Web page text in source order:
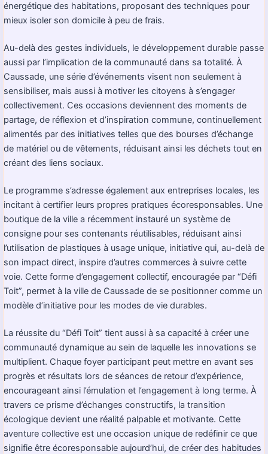
énergétique des habitations, proposant des techniques pour
mieux isoler son domicile à peu de frais.
Au-delà des gestes individuels, le développement durable passe
aussi par l’implication de la communauté dans sa totalité. À
Caussade, une série d’événements visent non seulement à
sensibiliser, mais aussi à motiver les citoyens à s’engager
collectivement. Ces occasions deviennent des moments de
partage, de réflexion et d’inspiration commune, continuellement
alimentés par des initiatives telles que des bourses d’échange
de matériel ou de vêtements, réduisant ainsi les déchets tout en
créant des liens sociaux.
Le programme s’adresse également aux entreprises locales, les
incitant à certifier leurs propres pratiques écoresponsables. Une
boutique de la ville a récemment instauré un système de
consigne pour ses contenants réutilisables, réduisant ainsi
l’utilisation de plastiques à usage unique, initiative qui, au-delà de
son impact direct, inspire d’autres commerces à suivre cette
voie. Cette forme d’engagement collectif, encouragée par “Défi
Toit”, permet à la ville de Caussade de se positionner comme un
modèle d’initiative pour les modes de vie durables.
La réussite du “Défi Toit” tient aussi à sa capacité à créer une
communauté dynamique au sein de laquelle les innovations se
multiplient. Chaque foyer participant peut mettre en avant ses
progrès et résultats lors de séances de retour d’expérience,
encourageant ainsi l’émulation et l’engagement à long terme. À
travers ce prisme d’échanges constructifs, la transition
écologique devient une réalité palpable et motivante. Cette
aventure collective est une occasion unique de redéfinir ce que
signifie être écoresponsable aujourd’hui, de créer des habitudes